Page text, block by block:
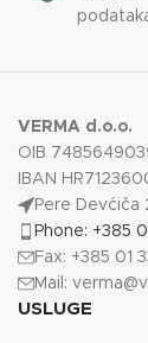
VERMA d.o.o.
OIB
IBAN
Pere Devćiča
Phone: +385
Fax: +385 01
Mail:
USLUGE